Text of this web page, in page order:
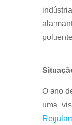
O ano
uma